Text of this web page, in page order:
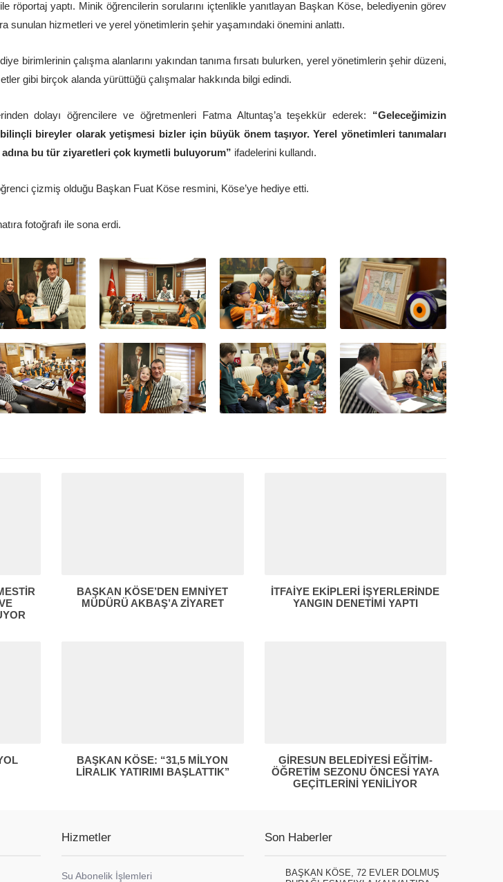
röportaj yaptı. Minik öğrencilerin sorularını içtenlikle yanıtlayan Başkan Köse, belediyenin görev
sunulan hizmetleri ve yerel yönetimlerin şehir yaşamındaki önemini anlattı.
birimlerinin çalışma alanlarını yakından tanıma fırsatı bulurken, yerel yönetimlerin şehir düzeni,
gibi birçok alanda yürüttüğü çalışmalar hakkında bilgi edindi.
dolayı öğrencilere ve öğretmenleri Fatma Altuntaş’a teşekkür ederek: “Geleceğimizin
bilinçli bireyler olarak yetişmesi bizler için büyük önem taşıyor. Yerel yönetimleri tanımaları
bu tür ziyaretleri çok kıymetli buluyorum” ifadelerini kullandı.
çizmiş olduğu Başkan Fuat Köse resmini, Köse’ye hediye etti.
fotoğrafı ile sona erdi.
BAŞKAN KÖSE’DEN EMNİYET
MÜDÜRÜ AKBAŞ’A ZİYARET
İTFAİYE EKİPLERİ İŞYERLERİNDE
YANGIN DENETİMİ YAPTI
BAŞKAN KÖSE: “31,5 MİLYON
LİRALIK YATIRIMI BAŞLATTIK’’
GİRESUN BELEDİYESİ EĞİTİM-
ÖĞRETİM SEZONU ÖNCESİ YAYA
GEÇİTLERİNİ YENİLİYOR
Hizmetler
Su Abonelik İşlemleri
Son Haberler
BAŞKAN KÖSE, 72 EVLER DOLMUŞ